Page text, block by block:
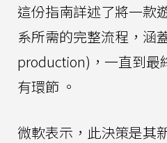
這份指南詳述了將一款
系所需的完整流程，涵
production)，一直到最
有環節 。
微軟表示，此決策是其